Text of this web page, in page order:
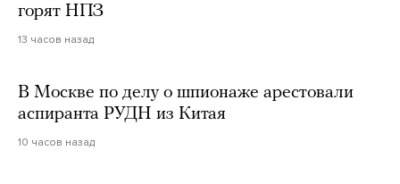
горят НПЗ
13 часов назад
В Москве по делу о шпионаже арестовали
аспиранта РУДН из Китая
10 часов назад